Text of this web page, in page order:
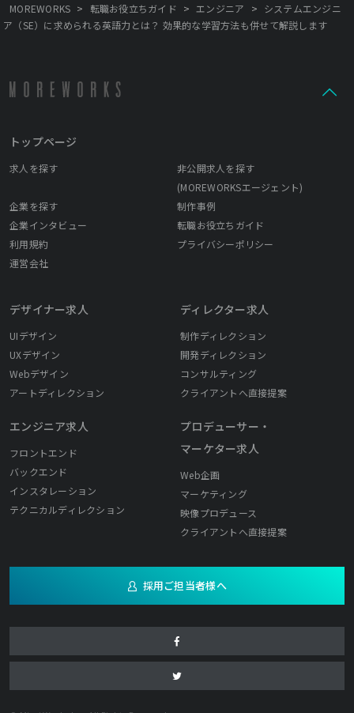
MOREWORKS > 転職お役立ちガイド > エンジニア > システムエンジニ
ア（SE）に求められる英語力とは？ 効果的な学習方法も併せて解説します
トップページ
求人を探す
非公開求人を探す
(MOREWORKSエージェント)
企業を探す
制作事例
企業インタビュー
転職お役立ちガイド
利用規約
プライバシーポリシー
運営会社
デザイナー求人
UIデザイン
UXデザイン
Webデザイン
アートディレクション
エンジニア求人
フロントエンド
バックエンド
インスタレーション
テクニカルディレクション
ディレクター求人
制作ディレクション
開発ディレクション
コンサルティング
クライアントへ直接提案
プロデューサー・
マーケター求人
Web企画
マーケティング
映像プロデュース
クライアントへ直接提案
採用ご担当者様へ